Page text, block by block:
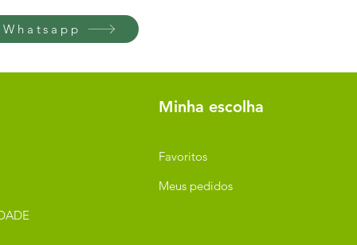
Minha escolha
Favoritos
Meus pedidos